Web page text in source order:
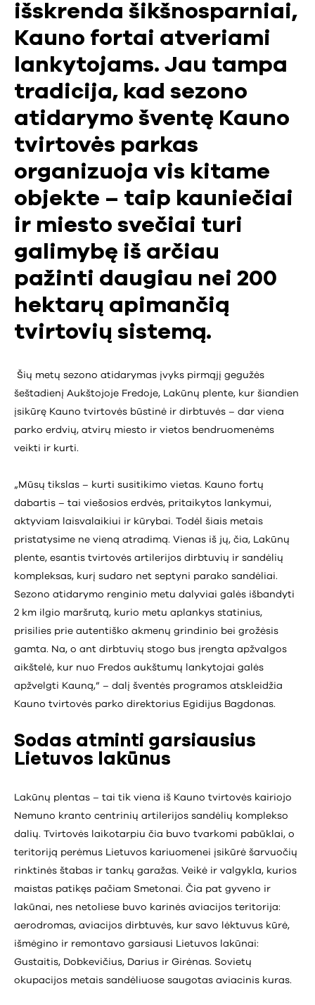
išskrenda šikšnosparniai,
Kauno fortai atveriami
lankytojams. Jau tampa
tradicija, kad sezono
atidarymo šventę Kauno
tvirtovės parkas
organizuoja vis kitame
objekte – taip kauniečiai
ir miesto svečiai turi
galimybę iš arčiau
pažinti daugiau nei 200
hektarų apimančią
tvirtovių sistemą.
Šių metų sezono atidarymas įvyks pirmąjį gegužės
šeštadienį Aukštojoje Fredoje, Lakūnų plente, kur šiandien
įsikūrę Kauno tvirtovės būstinė ir dirbtuvės – dar viena
parko erdvių, atvirų miesto ir vietos bendruomenėms
veikti ir kurti.
„Mūsų tikslas – kurti susitikimo vietas. Kauno fortų
dabartis – tai viešosios erdvės, pritaikytos lankymui,
aktyviam laisvalaikiui ir kūrybai. Todėl šiais metais
pristatysime ne vieną atradimą. Vienas iš jų, čia, Lakūnų
plente, esantis tvirtovės artilerijos dirbtuvių ir sandėlių
kompleksas, kurį sudaro net septyni parako sandėliai.
Sezono atidarymo renginio metu dalyviai galės išbandyti
2 km ilgio maršrutą, kurio metu aplankys statinius,
prisilies prie autentiško akmenų grindinio bei grožėsis
gamta. Na, o ant dirbtuvių stogo bus įrengta apžvalgos
aikštelė, kur nuo Fredos aukštumų lankytojai galės
apžvelgti Kauną,” – dalį šventės programos atskleidžia
Kauno tvirtovės parko direktorius Egidijus Bagdonas.
Sodas atminti garsiausius
Lietuvos lakūnus
Lakūnų plentas – tai tik viena iš Kauno tvirtovės kairiojo
Nemuno kranto centrinių artilerijos sandėlių komplekso
dalių. Tvirtovės laikotarpiu čia buvo tvarkomi pabūklai, o
teritoriją perėmus Lietuvos kariuomenei įsikūrė šarvuočių
rinktinės štabas ir tankų garažas. Veikė ir valgykla, kurios
maistas patikęs pačiam Smetonai. Čia pat gyveno ir
lakūnai, nes netoliese buvo karinės aviacijos teritorija:
aerodromas, aviacijos dirbtuvės, kur savo lėktuvus kūrė,
išmėgino ir remontavo garsiausi Lietuvos lakūnai:
Gustaitis, Dobkevičius, Darius ir Girėnas. Sovietų
okupacijos metais sandėliuose saugotas aviacinis kuras.